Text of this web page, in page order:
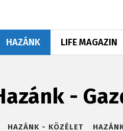
HAZÁNK LIFE MAGAZIN
-
HAZÁNK - KÖZÉLET